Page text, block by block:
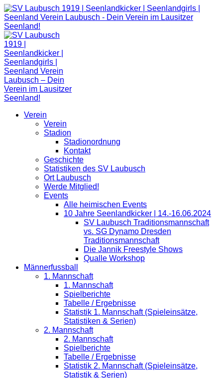
Zum
Inhalt
springen
Verein
Verein
Stadion
Stadionordnung
Kontakt
Geschichte
Statistiken des SV Laubusch
Ort Laubusch
Werde Mitglied!
Events
Alle heimischen Events
10 Jahre Seenlandkicker | 14.-16.06.2024
SV Laubusch Traditionsmannschaft
vs. SG Dynamo Dresden
Traditionsmannschaft
Die Jannik Freestyle Shows
Qualle Workshop
Männerfussball
1. Mannschaft
1. Mannschaft
Spielberichte
Tabelle / Ergebnisse
Statistik 1. Mannschaft (Spieleinsätze,
Statistiken & Serien)
2. Mannschaft
2. Mannschaft
Spielberichte
Tabelle / Ergebnisse
Statistik 2. Mannschaft (Spieleinsätze,
Statistik & Serien)